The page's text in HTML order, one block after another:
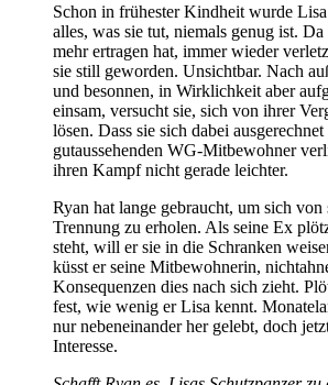
Schon in frühester Kindheit wurde
alles, was sie tut, niemals genug ist. Da
mehr ertragen hat, immer wieder
sie still geworden. Unsichtbar. Nach
und besonnen, in Wirklichkeit aber
einsam, versucht sie, sich von ihrer
lösen. Dass sie sich dabei
gutaussehenden WG-Mitbewohner
ihren Kampf nicht gerade leichter.
Ryan hat lange gebraucht, um sich von
Trennung zu erholen. Als seine Ex
steht, will er sie in die Schranken
küsst er seine Mitbewohnerin,
Konsequenzen dies nach sich zieht.
fest, wie wenig er Lisa kennt.
nur nebeneinander her gelebt, doch
Interesse.